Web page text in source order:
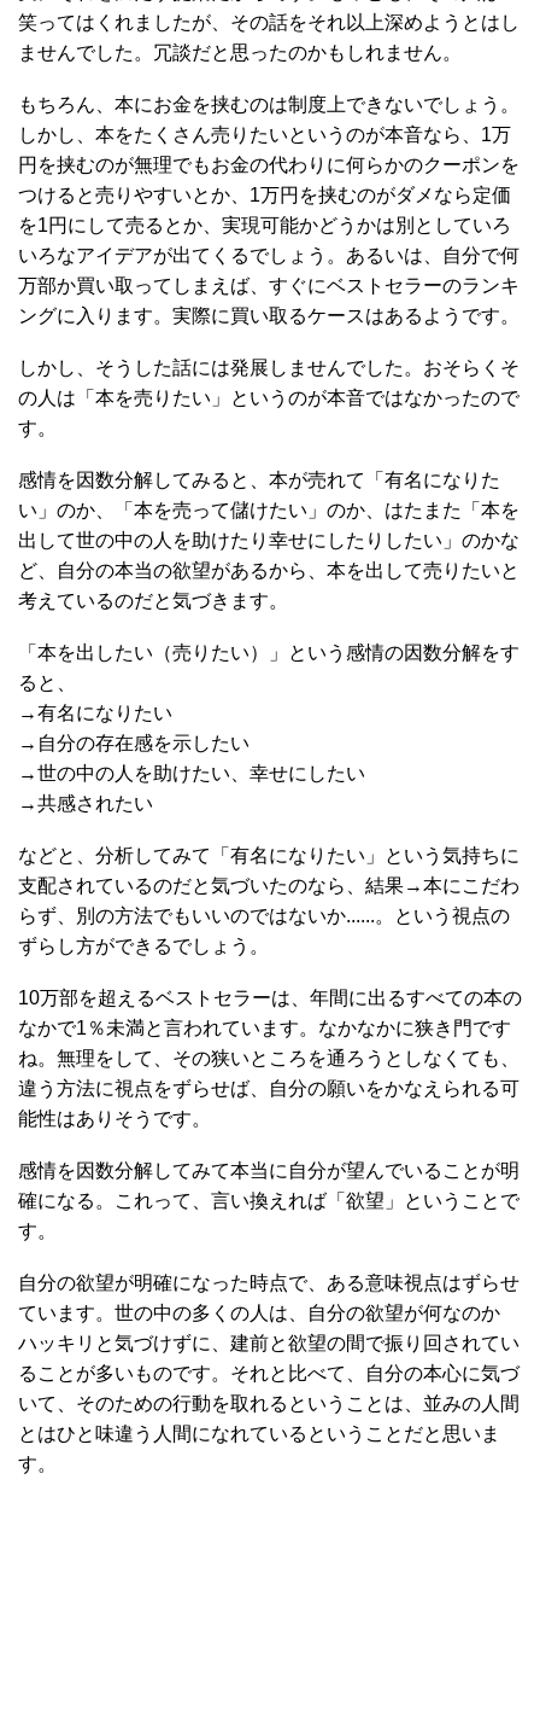
笑ってはくれましたが、その話をそれ以上深めようとはし
ませんでした。冗談だと思ったのかもしれません。
もちろん、本にお金を挟むのは制度上できないでしょう。
しかし、本をたくさん売りたいというのが本音なら、1万
円を挟むのが無理でもお金の代わりに何らかのクーポンを
つけると売りやすいとか、1万円を挟むのがダメなら定価
を1円にして売るとか、実現可能かどうかは別としていろ
いろなアイデアが出てくるでしょう。あるいは、自分で何
万部か買い取ってしまえば、すぐにベストセラーのランキ
ングに入ります。実際に買い取るケースはあるようです。
しかし、そうした話には発展しませんでした。おそらくそ
の人は「本を売りたい」というのが本音ではなかったので
す。
感情を因数分解してみると、本が売れて「有名になりた
い」のか、「本を売って儲けたい」のか、はたまた「本を
出して世の中の人を助けたり幸せにしたりしたい」のかな
ど、自分の本当の欲望があるから、本を出して売りたいと
考えているのだと気づきます。
「本を出したい（売りたい）」という感情の因数分解をす
ると、
→有名になりたい
→自分の存在感を示したい
→世の中の人を助けたい、幸せにしたい
→共感されたい
などと、分析してみて「有名になりたい」という気持ちに
支配されているのだと気づいたのなら、結果→本にこだわ
らず、別の方法でもいいのではないか......。という視点の
ずらし方ができるでしょう。
10万部を超えるベストセラーは、年間に出るすべての本の
なかで1％未満と言われています。なかなかに狭き門です
ね。無理をして、その狭いところを通ろうとしなくても、
違う方法に視点をずらせば、自分の願いをかなえられる可
能性はありそうです。
感情を因数分解してみて本当に自分が望んでいることが明
確になる。これって、言い換えれば「欲望」ということで
す。
自分の欲望が明確になった時点で、ある意味視点はずらせ
ています。世の中の多くの人は、自分の欲望が何なのか
ハッキリと気づけずに、建前と欲望の間で振り回されてい
ることが多いものです。それと比べて、自分の本心に気づ
いて、そのための行動を取れるということは、並みの人間
とはひと味違う人間になれているということだと思いま
す。